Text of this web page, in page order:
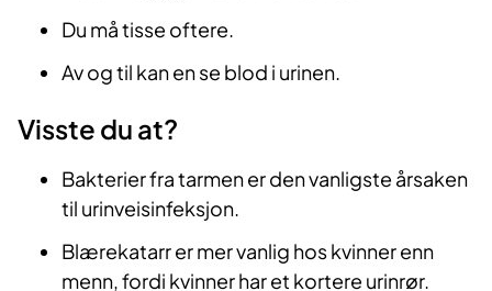
Du må tisse oftere.
Av og til kan en se blod i urinen.
Visste du at?
Bakterier fra tarmen er den vanligste årsaken
til urinveisinfeksjon.
Blærekatarr er mer vanlig hos kvinner enn
menn, fordi kvinner har et kortere urinrør.